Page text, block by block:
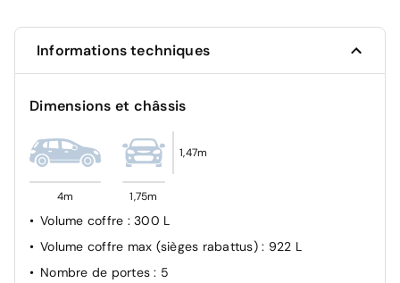
Alerte sonore de non bouclage et de débouclage des
Airbags frontaux AV, latéraux AV et rideaux
Informations techniques
Dimensions et châssis
4m 1,75m
1,47m
Volume coffre : 300 L
Volume coffre max (sièges rabattus) : 922 L
Nombre de portes: 5